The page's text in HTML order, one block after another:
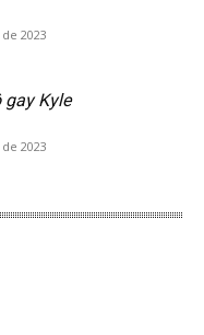
2023
gay Kyle
2023